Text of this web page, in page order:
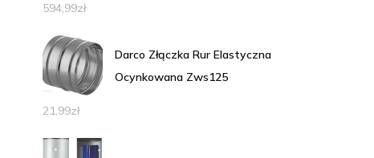
594,99zł
Darco Złączka Rur Elastyczna
Ocynkowana Zws125
21,99zł